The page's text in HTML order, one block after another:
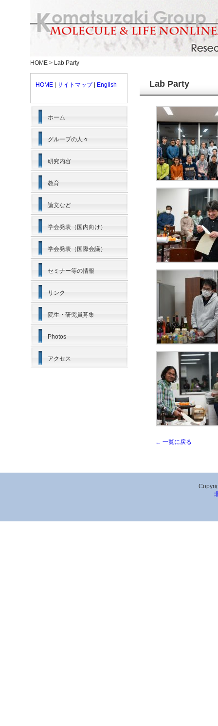
HOME > Lab Party
HOME サイトマップ| English
ホーム
グループの人々
研究内容
教育
論文など
学会発表（国内向け）
学会発表（国際会議）
セミナー等の情報
リンク
院生・研究員募集
Photos
アクセス
Lab Party
← 一覧に戻る